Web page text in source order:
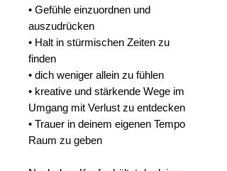
• Gefühle einzuordnen und
auszudrücken
• Halt in stürmischen Zeiten zu
finden
• dich weniger allein zu fühlen
• kreative und stärkende Wege im
Umgang mit Verlust zu entdecken
• Trauer in deinem eigenen Tempo
Raum zu geben